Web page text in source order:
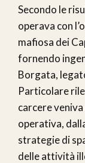
Secondo le
operava con
mafiosa dei
fornendo
Borgata,
Particolare
carcere
operativa,
strategie di
delle attività